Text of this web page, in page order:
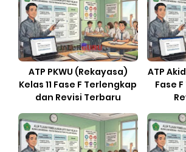
ATP PKWU (Rekayasa)
Kelas 11 Fase F Terlengkap
dan Revisi Terbaru
ATP
Fase